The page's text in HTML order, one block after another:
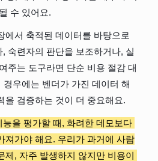
수 있어요.
에서 축적된 데이터를 바탕으로
숙련자의 판단을 보조하거나, 실
주는 도구라면 단순 비용 절감 대
우에는 벤더가 가진 데이터 해
을 검증하는 것이 더 중요해요.
능을 평가할 때, 화려한 데모보다
져가야 해요. 우리가 과거에 사람
제, 자주 발생하지 않지만 비용이